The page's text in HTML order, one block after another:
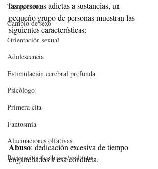
Transgénero
Cambio de sexo
Orientación sexual
Adolescencia
Estimulación cerebral profunda
Psicólogo
Primera cita
Fantosmia
Alucinaciones olfativas
Prevención de abusos/maltrato
las personas adictas a sustancias, un
pequeño grupo de personas muestran las
siguientes características:
Abuso: dedicación excesiva de tiempo
enganchados a esa conducta.